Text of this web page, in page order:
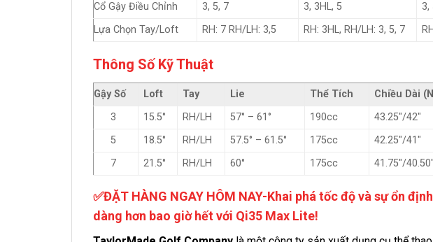
Cổ Gậy Điều Chỉnh
3, 5, 7 3, 3HL, 5 3,
Lựa Chọn Tay/Loft
RH: 7 RH/LH: 3,5 RH: 3HL, RH/LH: 3, 5, 7
Thông Số Kỹ Thuật
Gậy Số Loft Tay Lie Thể Tích Chiều Dài
3
15.5° RH/LH 57° – 61° 190cc 43.25″/42″
5
18.5° RH/LH 57.5° – 61.5° 175cc 42.25″/41″
7
21.5° RH/LH 60° 175cc 41.75″/40.50″
✅ĐẶT HÀNG NGAY HÔM NAY-Khai phá tốc độ và sự ổn
dàng hơn bao giờ hết với Qi35 Max Lite!